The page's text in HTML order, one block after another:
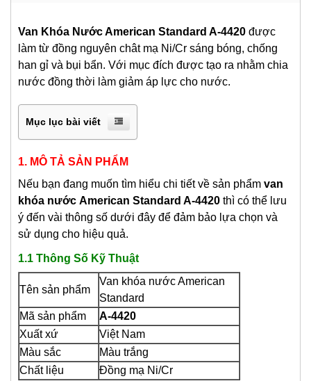
Van Khóa Nước American Standard A-4420 được
làm từ đồng nguyên chât mạ Ni/Cr sáng bóng, chống
han gỉ và bụi bẩn. Với mục đích được tạo ra nhằm chia
nước đồng thời làm giảm áp lực cho nước.
Mục lục bài viết
1. MÔ TẢ SẢN PHẨM
Nếu bạn đang muốn tìm hiểu chi tiết về sản phẩm van
khóa nước American Standard A-4420 thì có thể lưu
ý đến vài thông số dưới đây để đảm bảo lựa chọn và
sử dụng cho hiệu quả.
1.1 Thông Số Kỹ Thuật
Tên sản phẩm
Van khóa nước American
Standard
Mã sản phẩm
A-4420
Xuất xứ
Việt Nam
Màu sắc
Màu trắng
Chất liệu
Đồng mạ Ni/Cr